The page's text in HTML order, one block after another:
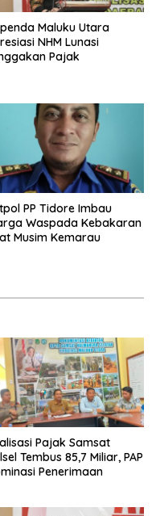
Maluku Utara
NHM Lunasi
Pajak
PP Tidore Imbau
Waspada Kebakaran
Musim Kemarau
Pajak Samsat
Tembus 85,7 Miliar, PAP
Penerimaan